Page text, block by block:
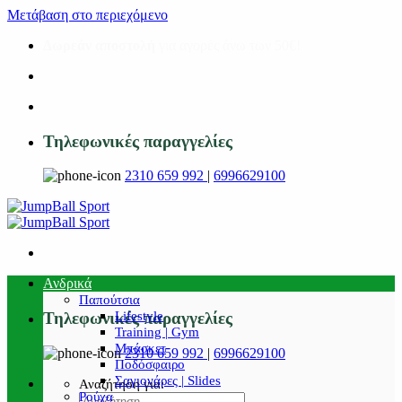
Μετάβαση στο περιεχόμενο
Τηλεφωνικές παραγγελίες
2310 659 992 | 6996629100
Τηλεφωνικές παραγγελίες
2310 659 992 | 6996629100
Αναζήτηση για:
Ανδρικά
Παπούτσια
Lifestyle
Training | Gym
Μπάσκετ
Ποδόσφαιρο
Σαγιονάρες | Slides
Ρούχα